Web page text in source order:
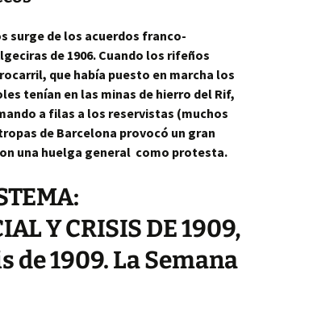
surge de los acuerdos franco-
de 1906. Cuando los rifeños
que había puesto en marcha los
tenían en las minas de hierro del Rif,
a filas a los reservistas (muchos
de Barcelona provocó un gran
una huelga general como protesta.
Y CRISIS DE 1909,
de 1909. La Semana